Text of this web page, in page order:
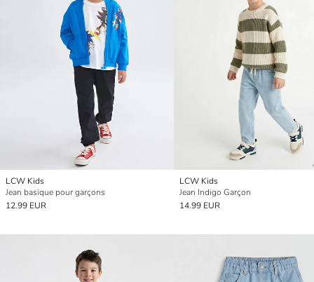
LCW Kids
Jean basique pour garçons
12.99 EUR
LCW Kids
Jean Indigo Garçon
14.99 EUR